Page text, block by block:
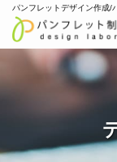
パンフレットデザイン作成/